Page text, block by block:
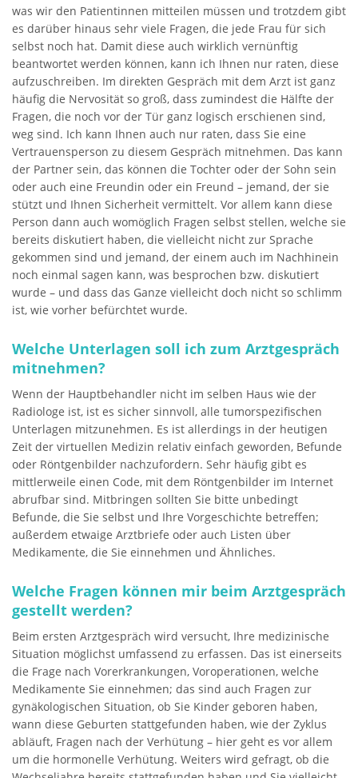
was wir den Patientinnen mitteilen müssen und trotzdem gibt
es darüber hinaus sehr viele Fragen, die jede Frau für sich
selbst noch hat. Damit diese auch wirklich vernünftig
beantwortet werden können, kann ich Ihnen nur raten, diese
aufzuschreiben. Im direkten Gespräch mit dem Arzt ist ganz
häufig die Nervosität so groß, dass zumindest die Hälfte der
Fragen, die noch vor der Tür ganz logisch erschienen sind,
weg sind. Ich kann Ihnen auch nur raten, dass Sie eine
Vertrauensperson zu diesem Gespräch mitnehmen. Das kann
der Partner sein, das können die Tochter oder der Sohn sein
oder auch eine Freundin oder ein Freund – jemand, der sie
stützt und Ihnen Sicherheit vermittelt. Vor allem kann diese
Person dann auch womöglich Fragen selbst stellen, welche sie
bereits diskutiert haben, die vielleicht nicht zur Sprache
gekommen sind und jemand, der einem auch im Nachhinein
noch einmal sagen kann, was besprochen bzw. diskutiert
wurde – und dass das Ganze vielleicht doch nicht so schlimm
ist, wie vorher befürchtet wurde.
Welche Unterlagen soll ich zum Arztgespräch
mitnehmen?
Wenn der Hauptbehandler nicht im selben Haus wie der
Radiologe ist, ist es sicher sinnvoll, alle tumorspezifischen
Unterlagen mitzunehmen. Es ist allerdings in der heutigen
Zeit der virtuellen Medizin relativ einfach geworden, Befunde
oder Röntgenbilder nachzufordern. Sehr häufig gibt es
mittlerweile einen Code, mit dem Röntgenbilder im Internet
abrufbar sind. Mitbringen sollten Sie bitte unbedingt
Befunde, die Sie selbst und Ihre Vorgeschichte betreffen;
außerdem etwaige Arztbriefe oder auch Listen über
Medikamente, die Sie einnehmen und Ähnliches.
Welche Fragen können mir beim Arztgespräch
gestellt werden?
Beim ersten Arztgespräch wird versucht, Ihre medizinische
Situation möglichst umfassend zu erfassen. Das ist einerseits
die Frage nach Vorerkrankungen, Voroperationen, welche
Medikamente Sie einnehmen; das sind auch Fragen zur
gynäkologischen Situation, ob Sie Kinder geboren haben,
wann diese Geburten stattgefunden haben, wie der Zyklus
abläuft, Fragen nach der Verhütung – hier geht es vor allem
um die hormonelle Verhütung. Weiters wird gefragt, ob die